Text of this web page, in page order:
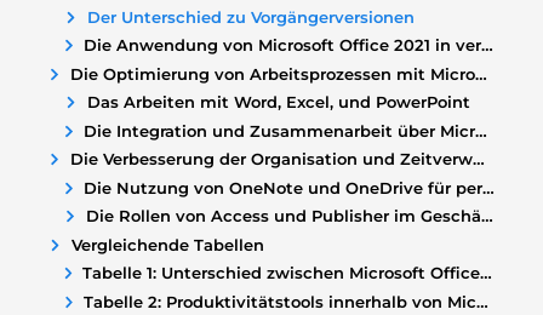
Der Unterschied zu Vorgängerversionen
Die Anwendung von Microsoft Office 2021 in verschiedenen Kontexten
Die Optimierung von Arbeitsprozessen mit Microsoft Office
Das Arbeiten mit Word, Excel, und PowerPoint
Die Integration und Zusammenarbeit über Microsoft Teams und Outlook
Die Verbesserung der Organisation und Zeitverwaltung
Die Nutzung von OneNote und OneDrive für persönliche Organisation
Die Rollen von Access und Publisher im Geschäftsalltag
Vergleichende Tabellen
Tabelle 1: Unterschied zwischen Microsoft Office 2021 und älteren Versionen
Tabelle 2: Produktivitätstools innerhalb von Microsoft Office 2021